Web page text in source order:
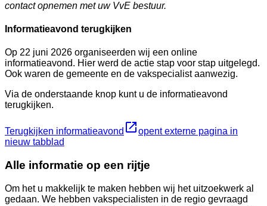
contact opnemen met uw VvE bestuur.
Informatieavond terugkijken
Op 22 juni 2026 organiseerden wij een online
informatieavond. Hier werd de actie stap voor stap uitgelegd.
Ook waren de gemeente en de vakspecialist aanwezig.
Via de onderstaande knop kunt u de informatieavond
terugkijken.
Terugkijken informatieavond
opent externe pagina in
nieuw tabblad
Alle informatie op een rijtje
Om het u makkelijk te maken hebben wij het uitzoekwerk al
gedaan. We hebben vakspecialisten in de regio gevraagd